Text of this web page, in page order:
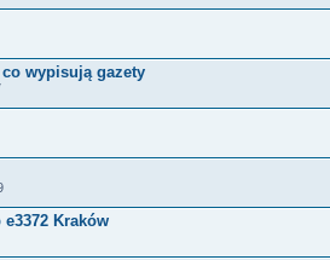
wypisują gazety
Kraków